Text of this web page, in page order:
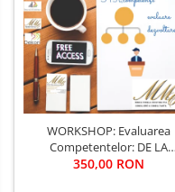
WORKSHOP: Evaluarea
Competentelor: DE LA
ORGANIGRAMA SI
350,00 RON